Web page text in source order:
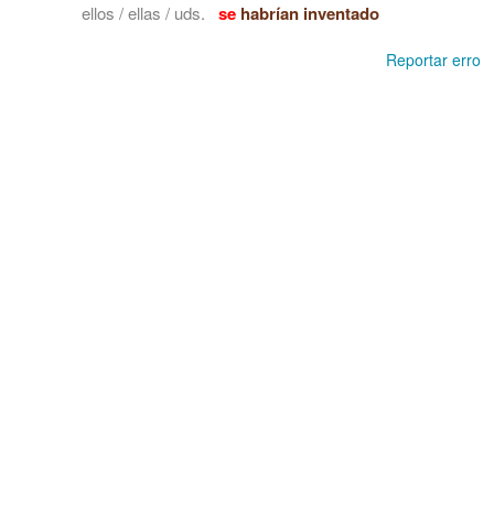
ellos / ellas / uds. sehabrían inventado
Reportar erro